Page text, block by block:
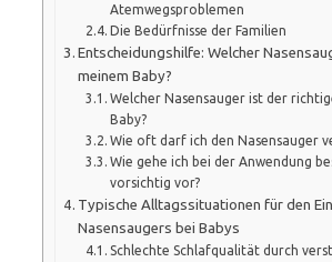
Atemwegsproblemen
Die Bedürfnisse der Familien
Entscheidungshilfe: Welcher
meinem Baby?
Welcher Nasensauger ist der
Baby?
Wie oft darf ich den Nasensauger
Wie gehe ich bei der Anwendung
vorsichtig vor?
Typische Alltagssituationen für den
Nasensaugers bei Babys
Schlechte Schlafqualität durch